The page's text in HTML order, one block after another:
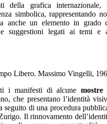
della grafica internazionale,
simbolica, rappresentando
anche un elemento in grado
e suggestioni legati ai temi e
Libero. Massimo Vingelli,
i manifesti di alcunemostre
che presentano l’identità
seguito di una procedura
Il rinnovamento